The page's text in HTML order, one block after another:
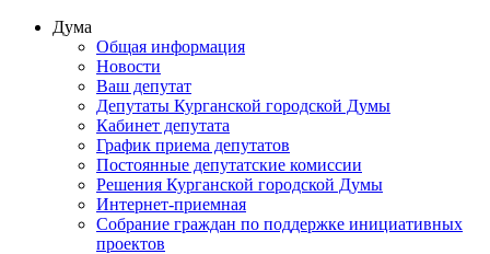
Дума
Общая информация
Новости
Ваш депутат
Депутаты Курганской городской Думы
Кабинет депутата
График приема депутатов
Постоянные депутатские комиссии
Решения Курганской городской Думы
Интернет-приемная
Собрание граждан по поддержке инициативных
проектов